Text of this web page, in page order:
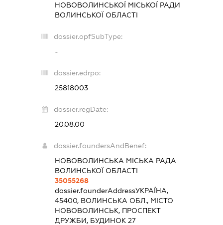
НОВОВОЛИНСЬКОЇ МІСЬКОЇ РАДИ
ВОЛИНСЬКОЇ ОБЛАСТІ
dossier.opfSubType:
-
dossier.edrpo:
25818003
dossier.regDate:
20.08.00
dossier.foundersAndBenef:
НОВОВОЛИНСЬКА МІСЬКА РАДА
ВОЛИНСЬКОЇ ОБЛАСТІ
35055268
dossier.founderAddressУКРАЇНА,
45400, ВОЛИНСЬКА ОБЛ., МІСТО
НОВОВОЛИНСЬК, ПРОСПЕКТ
ДРУЖБИ, БУДИНОК 27